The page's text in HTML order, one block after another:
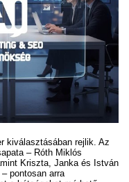
kiválasztásában rejlik. Az
– Róth Miklós
Kriszta, Janka és István
pontosan arra